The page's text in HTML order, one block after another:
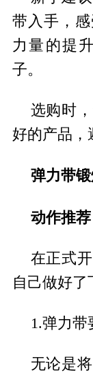
带入手，
力量的提
子。
选购时
好的产品，
弹力带
动作推荐
在正式
自己做好了
1.弹力带
无论是